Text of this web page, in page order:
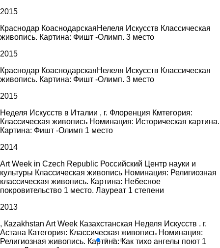
2015
Краснодар КоаснодарскаяНелеля Искусств Классическая
живопись. Картина: Фишт -Олимп. 3 место
2015
Краснодар КоаснодарскаяНелеля Искусств Классическая
живопись. Картина: Фишт -Олимп. 3 место
2015
Неделя Искусств в Италии , г. Флоренция Кмтегория:
Классическая живопись Номинация: Историческая картина.
Картина: Фишт -Олимп 1 место
2014
Art Week in Czech Republic Российский Центр науки и
культуры Классическая живопись Номинация: Религиозная
классическая живопись. Картина: Небесное
покровительство 1 место. Лауреат 1 степени
2013
, Каzakhstan Art Week Казахстанская Неделя Искусств . г.
Астана Категория: Классическая живопись Номинация:
Религиозная живопись. Картина: Как тихо ангелы поют 1